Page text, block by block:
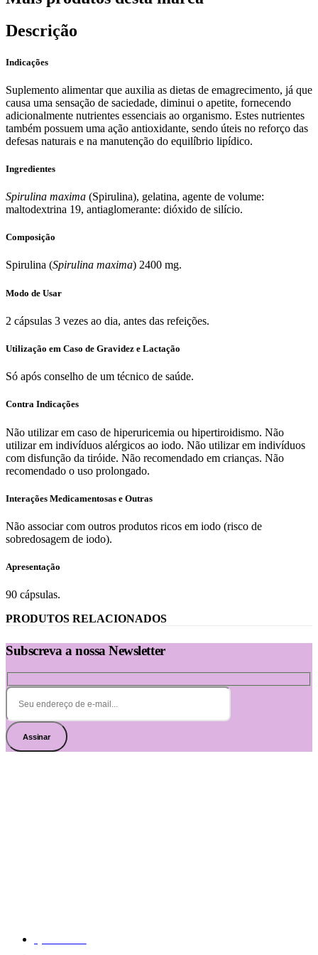
Descrição
Indicações
Suplemento alimentar que auxilia as dietas de emagrecimento, já que
causa uma sensação de saciedade, diminui o apetite, fornecendo
adicionalmente nutrientes essenciais ao organismo. Estes nutrientes
também possuem uma ação antioxidante, sendo úteis no reforço das
defesas naturais e na manutenção do equilíbrio lipídico.
Ingredientes
Spirulina maxima (Spirulina), gelatina, agente de volume:
maltodextrina 19, antiaglomerante: dióxido de silício.
Composição
Spirulina (Spirulina maxima) 2400 mg.
Modo de Usar
2 cápsulas 3 vezes ao dia, antes das refeições.
Utilização em Caso de Gravidez e Lactação
Só após conselho de um técnico de saúde.
Contra Indicações
Não utilizar em caso de hiperuricemia ou hipertiroidismo. Não
utilizar em indivíduos alérgicos ao iodo. Não utilizar em indivíduos
com disfunção da tiróide. Não recomendado em crianças. Não
recomendado o uso prolongado.
Interações Medicamentosas e Outras
Não associar com outros produtos ricos em iodo (risco de
sobredosagem de iodo).
Apresentação
90 cápsulas.
PRODUTOS RELACIONADOS
Subscreva a nossa Newsletter
Assinar